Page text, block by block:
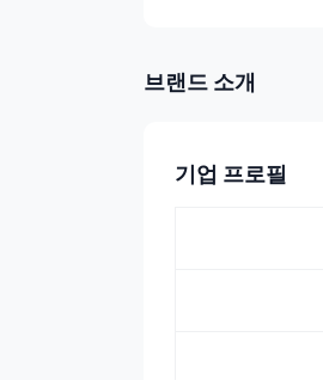
브랜드 소개
기업 프로필